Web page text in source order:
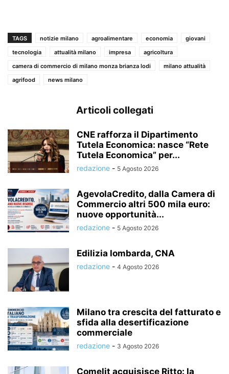
TAGS notizie milano agroalimentare economia
giovani
tecnologia
attualità milano impresa
agricoltura
camera di commercio di milano monza brianza lodi
milano attualità
agrifood
news milano
Articoli collegati
CNE rafforza il Dipartimento
Tutela Economica: nasce “Rete
Tutela Economica” per...
redazione - 5 Agosto 2026
AgevolaCredito, dalla Camera di
Commercio altri 500 mila euro:
nuove opportunità...
redazione - 5 Agosto 2026
Edilizia lombarda, CNA
redazione - 4 Agosto 2026
Milano tra crescita del fatturato e
sfida alla desertificazione
commerciale
redazione - 3 Agosto 2026
Comelit acquisisce Ritto: la